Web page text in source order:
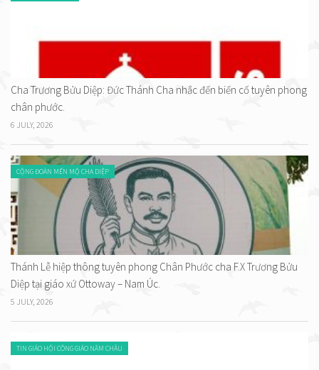
Cha Trương Bửu Diệp: Đức Thánh Cha nhắc đến biến cố tuyên phong
chân phước.
6 JULY, 2026
CỘNG ĐOÀN MẾN MỘ CHA DIỆP
Thánh Lễ hiệp thông tuyên phong Chân Phước cha F.X Trương Bửu
Diệp tại giáo xứ Ottoway – Nam Úc.
5 JULY, 2026
TIN GIÁO HỘI CÔNG GIÁO NĂM CHÂU